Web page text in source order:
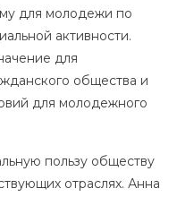
для молодежи по
активности.
для
общества и
для молодежного
пользу обществу
отраслях. Анна